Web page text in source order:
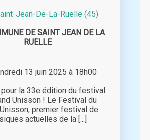
Jean-De-La-Ruelle (45)
DE SAINT JEAN DE LA
RUELLE
13 juin 2025 à 18h00
pour la 33e édition du festival
Unisson ! Le Festival du
premier festival de
actuelles de la [...]